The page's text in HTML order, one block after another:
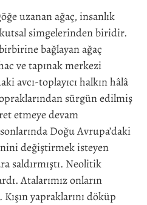
uzanan ağaç, insanlık
simgelerinden biridir.
bağlayan ağaç
ve tapınak merkezi
avcı-toplayıcı halkın hâlâ
sürgün edilmiş
etmeye devam
Doğu Avrupa’daki
değiştirmek isteyen
saldırmıştı. Neolitik
Atalarımız onların
yapraklarını döküp